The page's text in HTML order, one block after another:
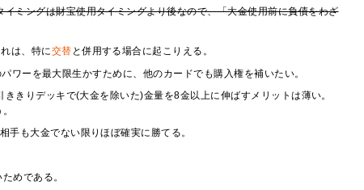
ミングは財宝使用タイミングより後なので、「大金使用前に負債をわざ
は、特に交替 と併用する場合に起こりえる。
ワーを最大限生かすために、他のカードでも購入権を補いたい。
きりデッキで(大金を除いた)金量を8金以上に伸ばすメリットは薄い。
手も大金でない限りほぼ確実に勝てる。
めである。